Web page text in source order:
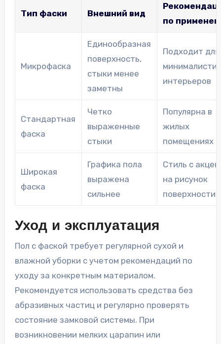
Тип фаски Внешний вид
по
Микрофаска
Единообразная
поверхность,
стыки менее
заметны
Подходит для
интерьеров
Стандартная
фаска
Четко
выраженные
стыки
Популярна в
жилых
помещениях
Широкая
фаска
Графика пола
выражена
сильнее
Стиль с
на рисунок
поверхности
Уход и эксплуатация
Пол с фаской требует регулярной сухой и
влажной уборки с учетом рекомендаций по
уходу за конкретным материалом.
Рекомендуется использовать средства без
абразивных частиц и регулярно проверять
состояние замковой системы. При
возникновении мелких царапин или